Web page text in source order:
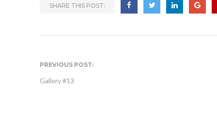
SHARE THIS POST:
PREVIOUS POST:
Gallery #13